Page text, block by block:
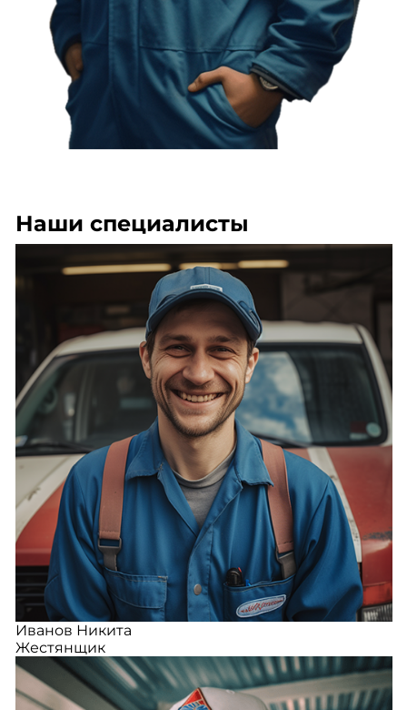
Наши специалисты
Иванов Никита
Жестянщик